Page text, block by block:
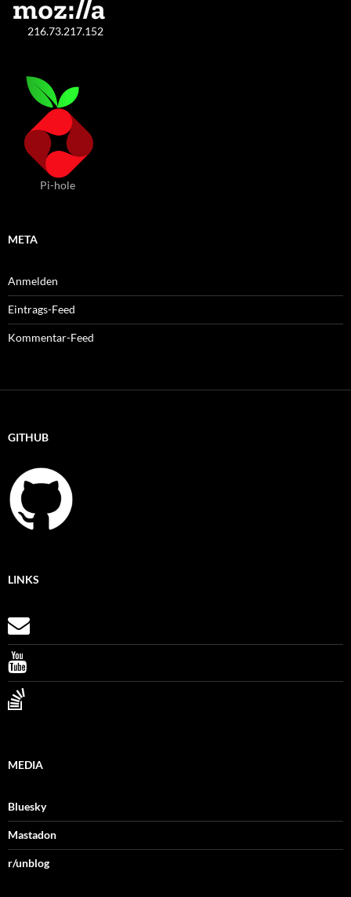
216.73.217.152
Pi-hole
META
Anmelden
Eintrags-Feed
Kommentar-Feed
GITHUB
LINKS
MEDIA
Bluesky
Mastadon
r/unblog